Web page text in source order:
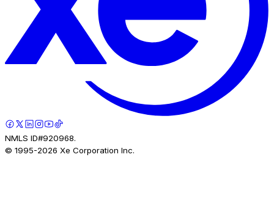
NMLS ID#920968.
© 1995-2026 Xe Corporation Inc.